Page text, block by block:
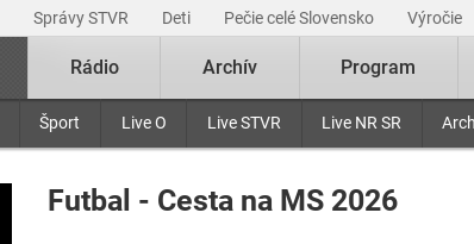
Správy STVR Deti Pečie celé Slovensko Výročie
Šport Live O Live STVR Live NR SR
Rádio Archív Program
Futbal - Cesta na MS 2026